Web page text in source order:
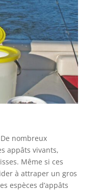
nombreux
appâts vivants,
Même si ces
à attraper un gros
espèces d’appâts